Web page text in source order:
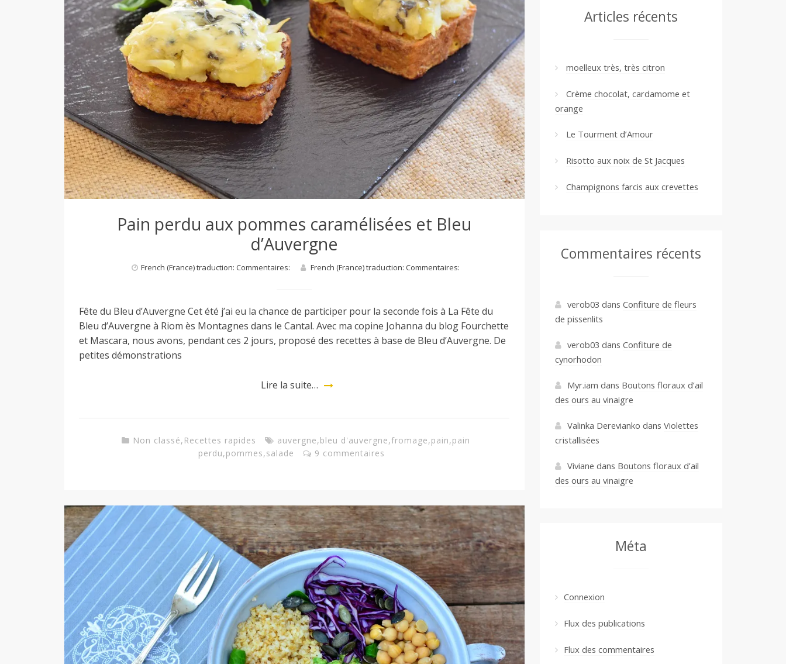
d
e
d
e
M
n
Pain perdu aux pommes caramélisées et Bleu
d’Auvergne
French (France) traduction: Commentaires: French (France) traduction: Commentaires:
Fête du Bleu d’Auvergne Cet été j’ai eu la chance de participer pour la seconde fois à La Fête du
Bleu d’Auvergne à Riom ès Montagnes dans le Cantal. Avec ma copine Johanna du blog Fourchette
et Mascara, nous avons, pendant ces 2 jours, proposé des recettes à base de Bleu d’Auvergne. De
petites démonstrations
Lire la suite…
Non classé, Recettes rapides auvergne,bleu d'auvergne,fromage,pain,pain
perdu,pommes,salade 9 commentaires
Articles récents
moelleux très, très citron
Crème chocolat, cardamome et
orange
Le Tourment d’Amour
Risotto aux noix de St Jacques
Champignons farcis aux crevettes
Commentaires récents
verob03 dans Confiture de fleurs
de pissenlits
verob03 dans Confiture de
cynorhodon
Myr.iam dans Boutons floraux d’ail
des ours au vinaigre
Valinka Derevianko dans Violettes
cristallisées
Viviane dans Boutons floraux d’ail
des ours au vinaigre
Méta
Connexion
Flux des publications
Flux des commentaires